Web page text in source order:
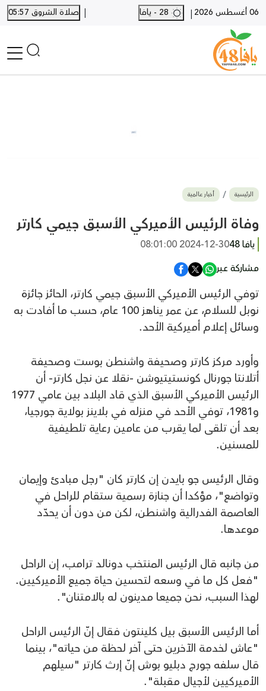
06 أغسطس 2026 |
| صلاة الشروق 05:57
بيع وشراء
أخبار القدس
وفيات
الرئيسية أخبار عالمية
وفاة الرئيس الأميركي الأسبق جيمي كارتر
يافا 48
2024-12-30 08:01:00
مشاركة عبر
توفي الرئيس الأميركي الأسبق جيمي كارتر، الحائز جائزة
نوبل للسلام، عن عمر يناهز 100 عام، حسب ما أفادت به
وسائل إعلام أميركية الأحد.
وأورد مركز كارتر وصحيفة واشنطن بوست وصحيفة
أتلانتا جورنال كونستيتيوشن -نقلا عن نجل كارتر- أن
الرئيس الأميركي الأسبق الذي قاد البلاد بين عامي 1977
و1981، توفي الأحد في منزله في بلاينز بولاية جورجيا،
بعد أن تلقى لما يقرب من عامين رعاية تلطيفية
للمسنين.
وقال الرئيس جو بايدن إن كارتر كان "رجل مبادئ وإيمان
وتواضع"، مؤكدا أن جنازة رسمية ستقام للراحل في
العاصمة الفدرالية واشنطن، لكن من دون أن يحدّد
موعدها.
من جانبه قال الرئيس المنتخب دونالد ترامب، إن الراحل
"فعل كل ما في وسعه لتحسين حياة جميع الأميركيين.
لهذا السبب، نحن جميعا مدينون له بالامتنان".
أما الرئيس الأسبق بيل كلينتون فقال إنّ الرئيس الراحل
"عاش لخدمة الآخرين حتى آخر لحظة من حياته"، بينما
قال سلفه جورج دبليو بوش إنّ إرث كارتر "سيلهم
الأميركيين لأجيال مقبلة".